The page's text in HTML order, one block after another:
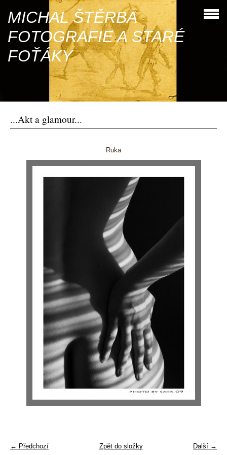
MICHAL ŠTĚRBA
FOTOGRAFIE A STARÉ
FOŤÁKY
...Akt a glamour...
Ruka
← Předchozí Další →
Zpět do složky